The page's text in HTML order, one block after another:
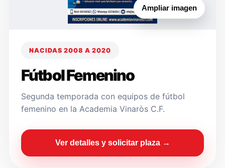
Ampliar imagen
NACIDAS 2008 A 2020
Fútbol Femenino
Segunda temporada con equipos de fútbol
femenino en la Academia Vinaròs C.F.
Ver detalles y solicitar plaza →